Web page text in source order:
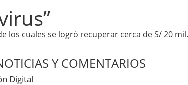
los cuales se logró recuperar cerca de S/ 20 mil.
Y COMENTARIOS
Digital